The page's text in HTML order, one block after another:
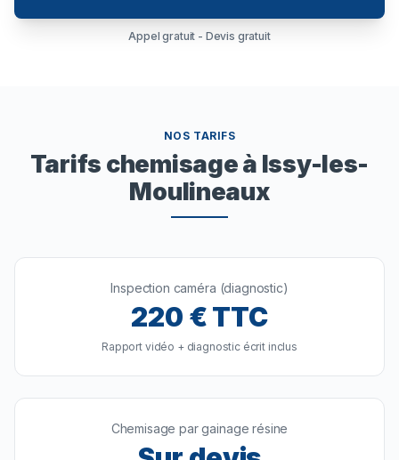
Appel gratuit - Devis gratuit
NOS TARIFS
Tarifs chemisage à Issy-les-
Moulineaux
Inspection caméra (diagnostic)
220 € TTC
Rapport vidéo + diagnostic écrit inclus
Chemisage par gainage résine